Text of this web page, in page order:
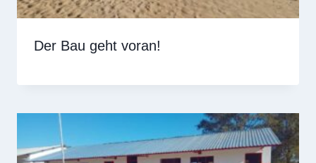
Der Bau geht voran!